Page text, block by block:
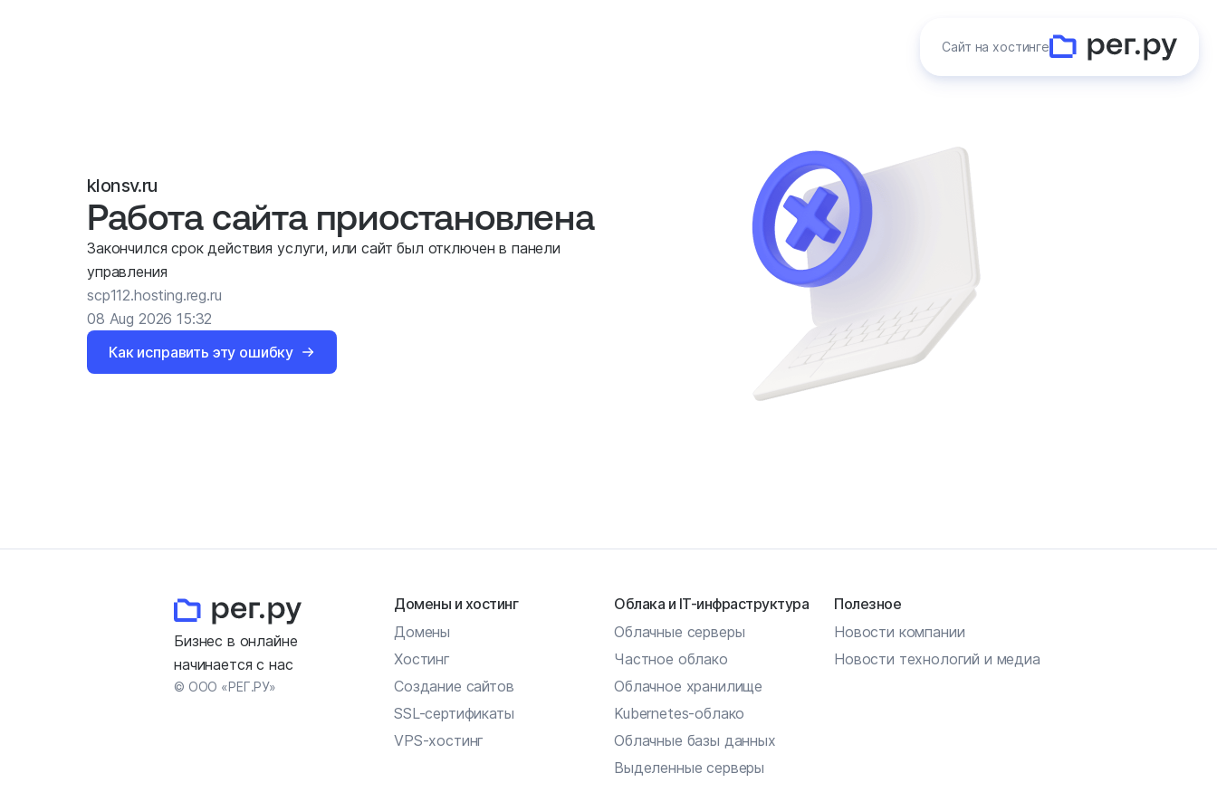
Сайт на хостинге
klonsv.ru
Работа сайта приостановлена
Закончился срок действия услуги, или сайт был отключен в панели
управления
scp112.hosting.reg.ru
08 Aug 2026 15:32
Как исправить эту ошибку
Бизнес в онлайне
начинается с нас
© ООО «РЕГ.РУ»
Домены и хостинг
Домены
Хостинг
Создание сайтов
SSL-сертификаты
VPS-хостинг
Облака и IT-инфраструктура
Облачные серверы
Частное облако
Облачное хранилище
Kubernetes-облако
Облачные базы данных
Выделенные серверы
Полезное
Новости компании
Новости технологий и медиа